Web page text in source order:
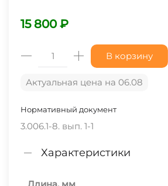
15 800 ₽
В корзину
Актуальная цена на 06.08
Нормативный документ
3.006.1-8. вып. 1-1
Характеристики